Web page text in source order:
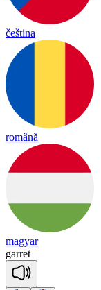
čeština
română
magyar
garret